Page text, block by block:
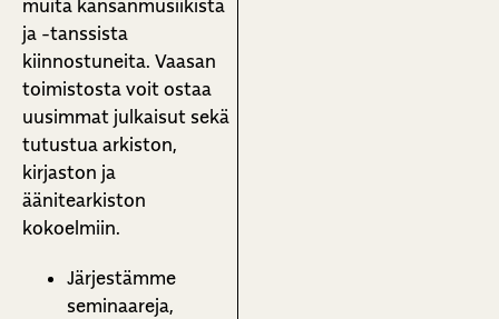
muita kansanmusiikista
ja -tanssista
kiinnostuneita. Vaasan
toimistosta voit ostaa
uusimmat julkaisut sekä
tutustua arkiston,
kirjaston ja
äänitearkiston
kokoelmiin.
Järjestämme
seminaareja,